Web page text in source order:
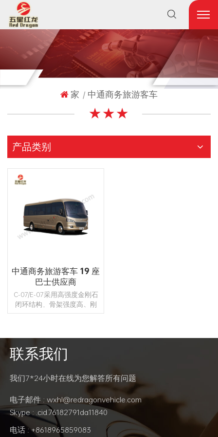
家 | 中通商务旅游客车
★ ★ ★
产品类别
中通商务旅游客车 19 座
巴士供应商
C-07/E-07采用高强度金刚石
闭环结构，骨架强度高、刚
度大。场景窗、空气净化
阅读更多
联系我们
我们7*24小时在线为您解答所有问题
电子邮件 : wxhl@redragonvehicle.com
Skype : .cid.76182791da11840
电话 : +8618965859083